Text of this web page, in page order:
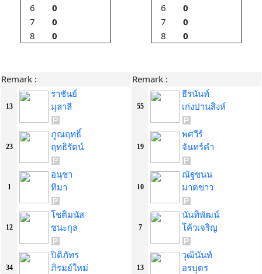
6
0
7
0
8
0
Remark :
13
ราชันย์
มุลาลี
23
ภูณฤทธิ์
ฤทธิรัตน์
1
อนุชา
ทิมา
12
โชติมนัส
ชนะกุล
34
ปิติภัทร
ภิรมย์ใหม่
6
0
7
0
8
0
Remark :
55
ธีรนันท์
เก่งปานสิงห์
19
พศวีร์
จันทร์คำ
10
ณัฐชนน
มาตขาว
7
นันทิพัฒน์
โค้วเจริญ
13
วุฒินันท์
อรบุตร